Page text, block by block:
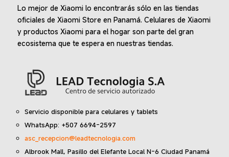
Lo mejor de Xiaomi lo encontrarás sólo en las tiendas
oficiales de Xiaomi Store en Panamá. Celulares de Xiaomi
y productos Xiaomi para el hogar son parte del gran
ecosistema que te espera en nuestras tiendas.
Servicio disponible para celulares y tablets
WhatsApp: +507 6694-2597
asc_recepcion@leadtecnologia.com
Albrook Mall, Pasillo del Elefante Local N-6 Ciudad Panamá